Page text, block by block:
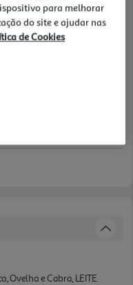
Ovelha e Cabra, LEITE
para melhorar
do site e ajudar nas
de Cookies